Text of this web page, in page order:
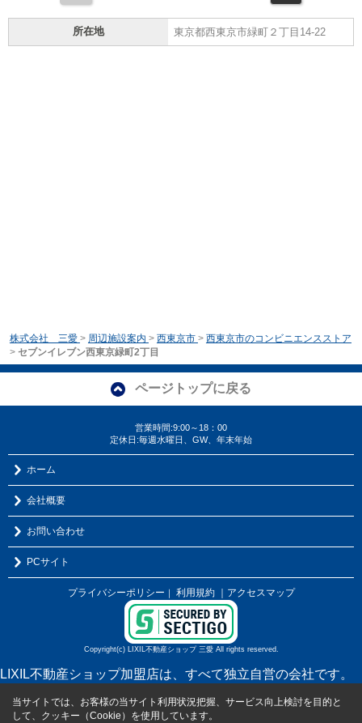
所在地 東京都西東京市緑町２丁目14-22
株式会社 三愛 > 周辺施設案内 > 西東京市 > 西東京市のコンビニエンスストア
> セブンイレブン西東京緑町2丁目
ページトップに戻る
営業時間:9:00～18：00
定休日:毎週水曜日、GW、年末年始
ホーム
会社概要
お問い合わせ
PCサイト
プライバシーポリシー 利用規約 ｜アクセスマップ
Copyright(c) LIXIL不動産ショップ 三愛 All rights reserved.
LIXIL不動産ショップ加盟店は、すべて独立自営の会社です。
当サイトでは、お客様の当サイト利用状況把握、サービス向上検討を目的と
して、クッキー（Cookie）を使用しています。